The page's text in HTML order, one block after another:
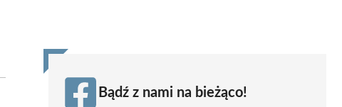
Bądź z nami na bieżąco!